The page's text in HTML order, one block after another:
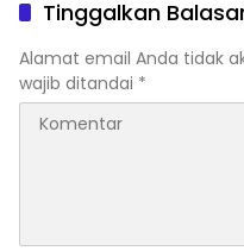
Tinggalkan
Alamat email Anda tidak
wajib ditandai *